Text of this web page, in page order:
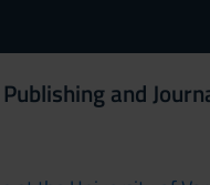
and